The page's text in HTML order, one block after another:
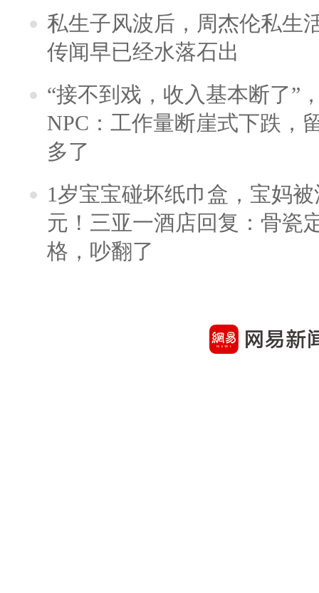
私生子风波后，周杰伦私生
传闻早已经水落石出
“接不到戏，收入基本断了”
NPC：工作量断崖式下跌，
多了
1岁宝宝碰坏纸巾盒，宝妈
元！三亚一酒店回复：骨瓷
格，吵翻了